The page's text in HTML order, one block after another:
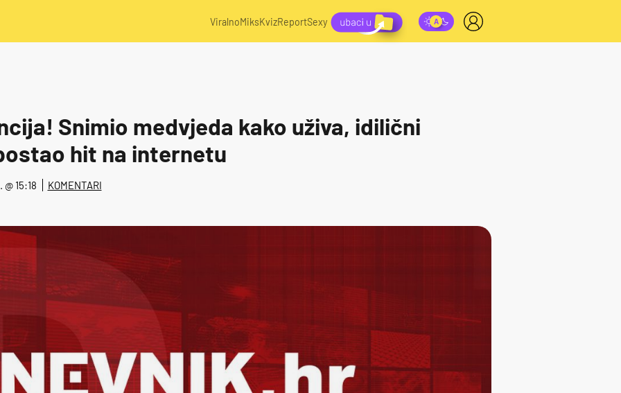
ViralnoMiksKvizReportSexy
Snimio medvjeda kako uživa, idilični
hit na internetu
15:18 KOMENTARI